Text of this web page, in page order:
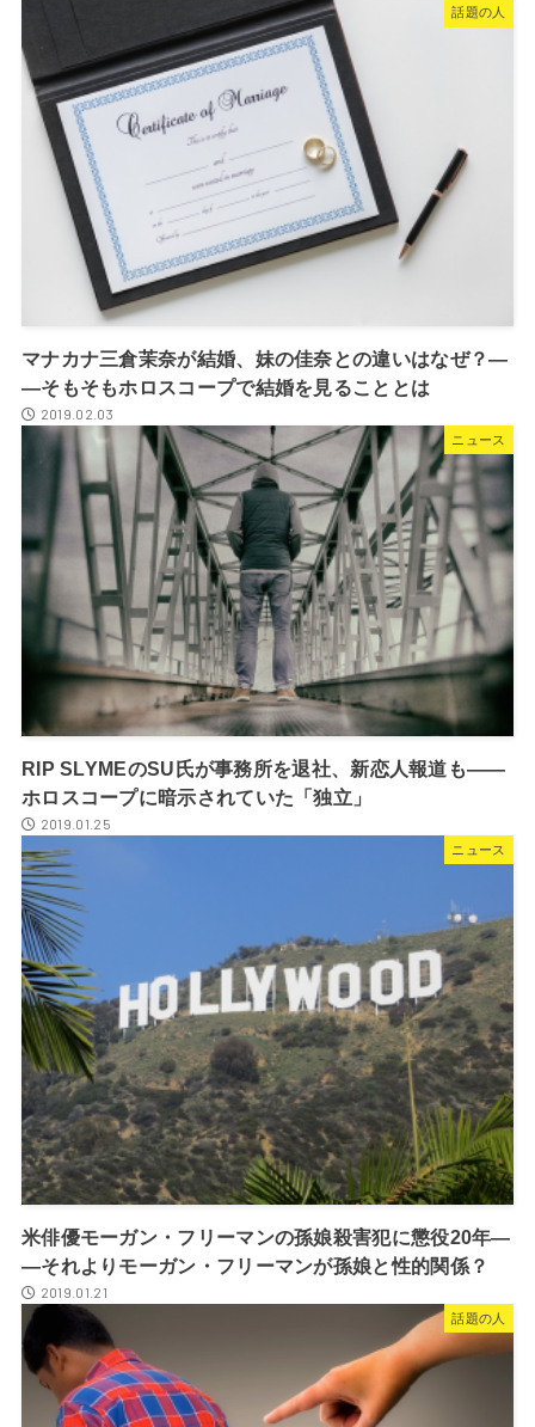
話題の人
マナカナ三倉茉奈が結婚、妹の佳奈との違いはなぜ？―
―そもそもホロスコープで結婚を見ることとは
2019.02.03
ニュース
RIP SLYMEのSU氏が事務所を退社、新恋人報道も――
ホロスコープに暗示されていた「独立」
2019.01.25
ニュース
米俳優モーガン・フリーマンの孫娘殺害犯に懲役20年―
―それよりモーガン・フリーマンが孫娘と性的関係？
2019.01.21
話題の人